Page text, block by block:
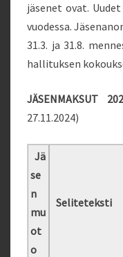
jäsenet ovat.
vuodessa. J
31.3. ja 31.8.
hallituksen
JÄSENMAKSUT
27.11.2024)
Jä
se
n
mu
ot
o
Seliteteksti